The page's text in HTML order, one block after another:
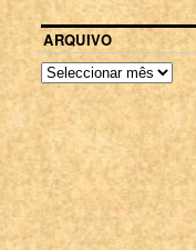
ARQUIVO